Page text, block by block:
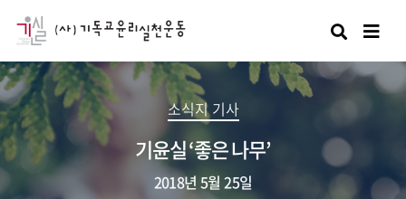
검색
소식지 기사
기윤실 ‘좋은 나무’
2018년 5월 25일